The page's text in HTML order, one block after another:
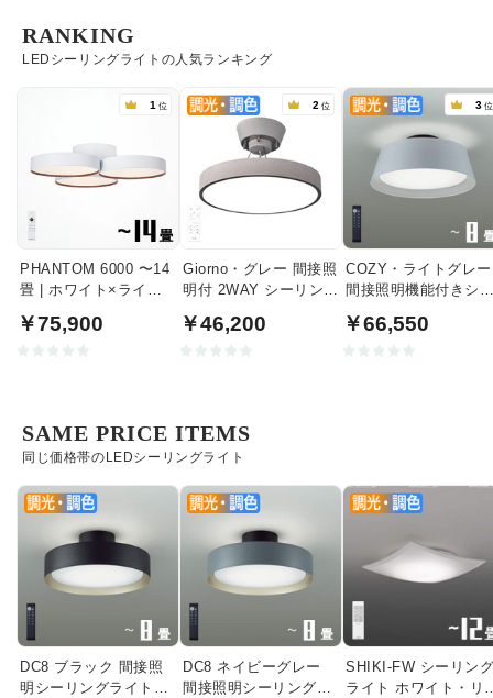
LEDシーリングライトの人気ランキング
RANKING
1 位
PHANTOM 6000 〜14
畳 | ホワイト×ライト
￥75,900
2 位
Giorno・グレー 間接照
明付 2WAY シーリング
ン付
￥46,200
3 位
COZY・ライトグレー
間接照明機能付きシ
￥66,550
同じ価格帯のLEDシーリングライト
SAME PRICE ITEMS
DC8 ブラック 間接照
明シーリングライト
DC8 ネイビーグレー
間接照明シーリングラ
SHIKI-FW シーリン
ライト ホワイト・リ